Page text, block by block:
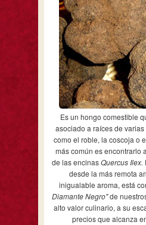
Es un hongo comestible
asociado a raíces de
como el roble, la coscoja o
más común es encontrarlo
de las encinasQuercus Ilex.
desde la más remota
inigualable aroma, está
Diamante Negro"de
alto valor culinario, a su
precios que alcanza